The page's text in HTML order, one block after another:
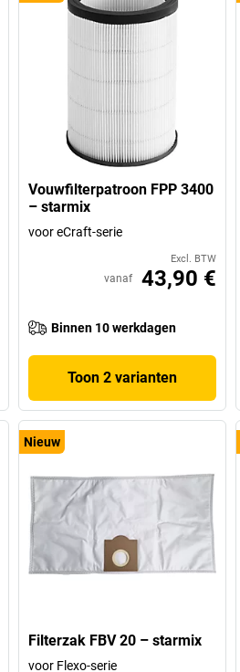
Vouwfilterpatroon FPP 3400
– starmix
voor eCraft-serie
Excl. BTW
vanaf 43,90 €
Binnen 10 werkdagen
Toon 2 varianten
Nieuw
Filterzak FBV 20 – starmix
voor Flexo-serie